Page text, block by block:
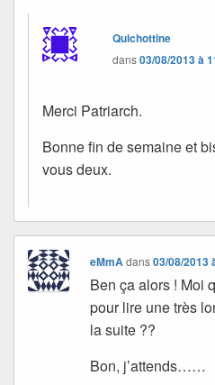
Quichottine
dans03/08/2013 à
Merci Patriarch.
Bonne fin de semaine et
vous deux.
eMmAdans03/08/2013
Ben ça alors ! Moi
pour lire une très
la suite ??
Bon, j’attends……